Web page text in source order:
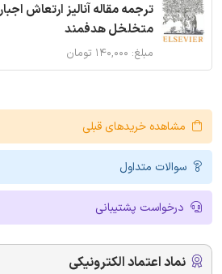
ترجمه مقاله آنالیز ارتعاش
متخلخل هدفمند
مبلغ: ۱۴۰,۰۰۰ تومان
مشاهده خریدهای قبلی
سوالات متداول
درخواست پشتیبانی
نماد اعتماد الکترونیکی